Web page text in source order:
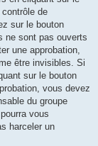
contrôle de
sur le bouton
ne sont pas ouverts
une approbation,
être invisibles. Si
sur le bouton
vous devez
du groupe
vous
harceler un